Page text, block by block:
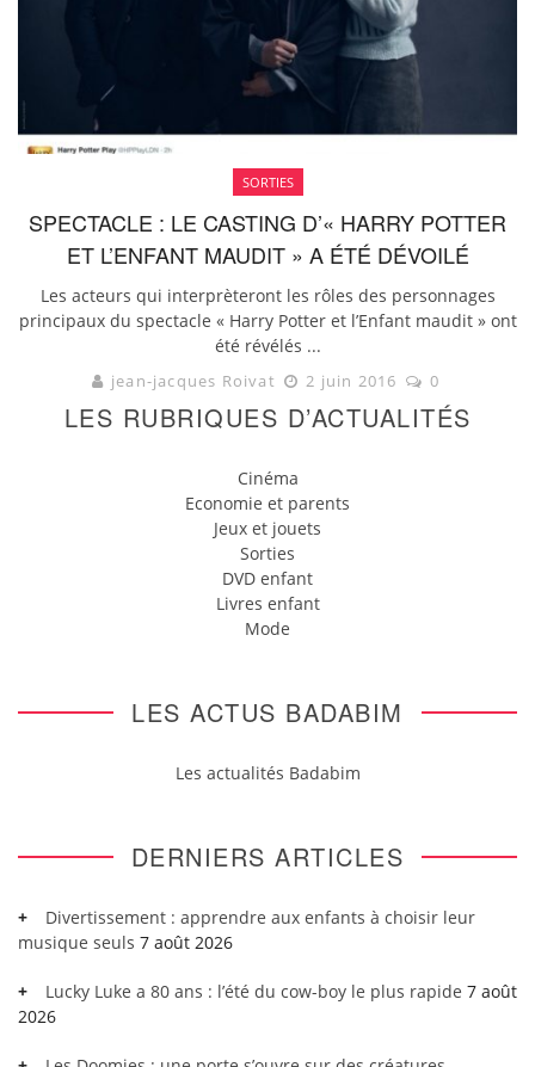
SORTIES
SPECTACLE : LE CASTING D’« HARRY POTTER
ET L’ENFANT MAUDIT » A ÉTÉ DÉVOILÉ
Les acteurs qui interprèteront les rôles des personnages
principaux du spectacle « Harry Potter et l’Enfant maudit » ont
été révélés ...
jean-jacques Roivat 2 juin 2016 0
LES RUBRIQUES D’ACTUALITÉS
Cinéma
Economie et parents
Jeux et jouets
Sorties
DVD enfant
Livres enfant
Mode
LES ACTUS BADABIM
Les actualités Badabim
DERNIERS ARTICLES
Divertissement : apprendre aux enfants à choisir leur
musique seuls 7 août 2026
Lucky Luke a 80 ans : l’été du cow-boy le plus rapide 7 août
2026